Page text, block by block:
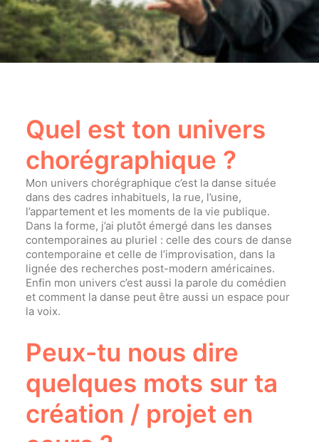
Quel est ton univers
chorégraphique ?
Mon univers chorégraphique c’est la danse située
dans des cadres inhabituels, la rue, l’usine,
l’appartement et les moments de la vie publique.
Dans la forme, j’ai plutôt émergé dans les danses
contemporaines au pluriel : celle des cours de danse
contemporaine et celle de l’improvisation, dans la
lignée des recherches post-modern américaines.
Enfin mon univers c’est aussi la parole du comédien
et comment la danse peut être aussi un espace pour
la voix.
Peux-tu nous dire
quelques mots sur ta
création / projet en